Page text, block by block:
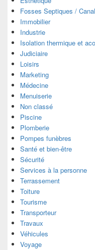
Fosses Septiques /
Immobilier
Industrie
Isolation thermique et
Judiciaire
Loisirs
Marketing
Médecine
Menuiserie
Non classé
Piscine
Plomberie
Pompes funèbres
Santé et bien-être
Sécurité
Services à la personne
Terrassement
Toiture
Tourisme
Transporteur
Travaux
Véhicules
Voyage